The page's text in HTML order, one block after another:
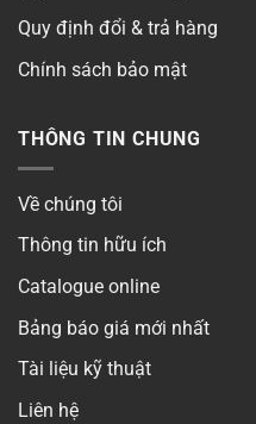
Quy định đổi & trả hàng
Chính sách bảo mật
THÔNG TIN CHUNG
Về chúng tôi
Thông tin hữu ích
Catalogue online
Bảng báo giá mới nhất
Tài liệu kỹ thuật
Liên hệ